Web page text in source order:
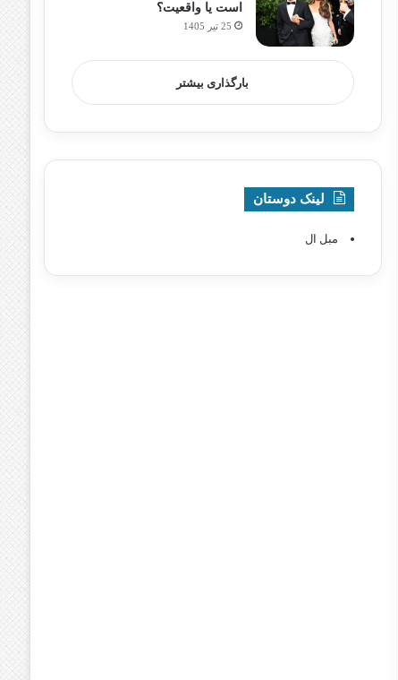
است یا واقعیت؟
25 تیر 1405
بارگذاری بیشتر
لینک دوستان
مبل ال